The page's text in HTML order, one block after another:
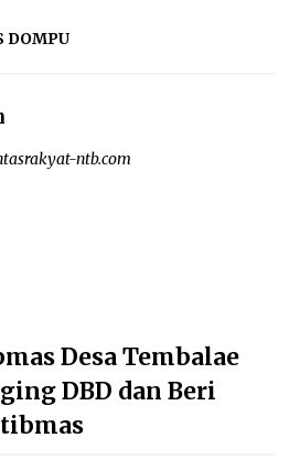
DOMPU
ntb.com
Desa Tembalae
DBD dan Beri